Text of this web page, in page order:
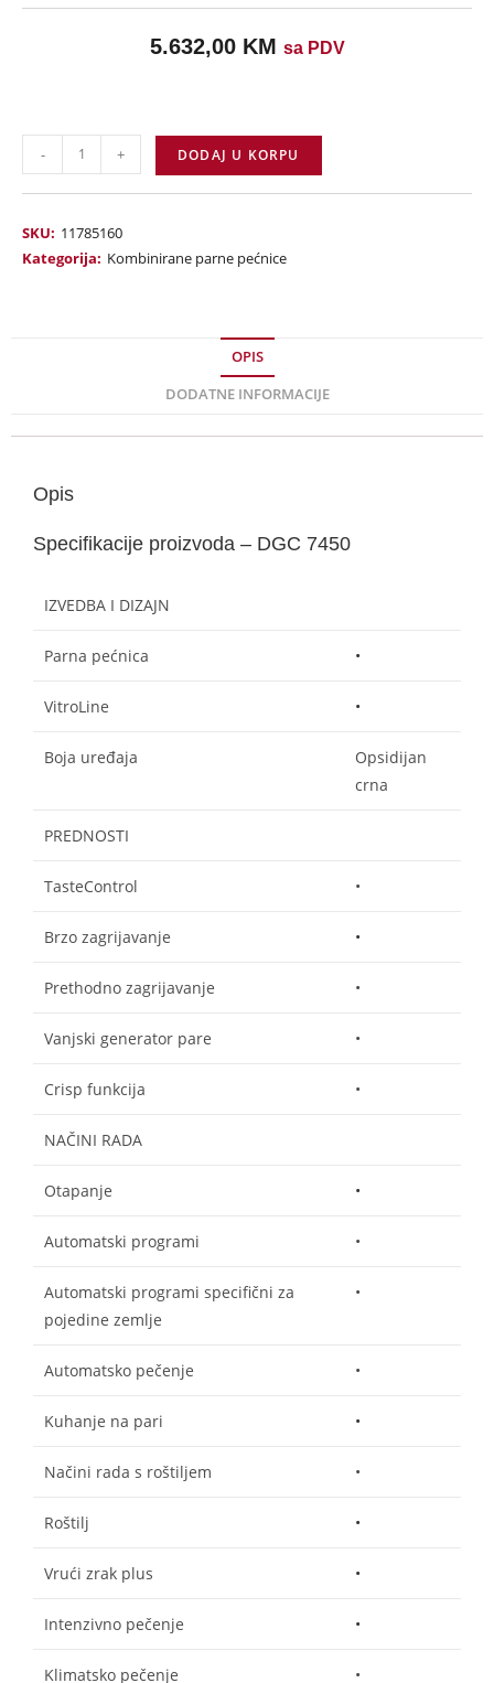
5.632,00 KM sa PDV
- + DODAJ U KORPU
SKU: 11785160
Kategorija: Kombinirane parne pećnice
OPIS
DODATNE INFORMACIJE
Opis
Specifikacije proizvoda – DGC 7450
IZVEDBA I DIZAJN
Parna pećnica •
VitroLine •
Boja uređaja
Opsidijan
crna
PREDNOSTI
TasteControl •
Brzo zagrijavanje •
Prethodno zagrijavanje •
Vanjski generator pare •
Crisp funkcija •
NAČINI RADA
Otapanje •
Automatski programi •
Automatski programi specifični za
pojedine zemlje
•
Automatsko pečenje •
Kuhanje na pari •
Načini rada s roštiljem •
Roštilj •
Vrući zrak plus •
Intenzivno pečenje •
Klimatsko pečenje •